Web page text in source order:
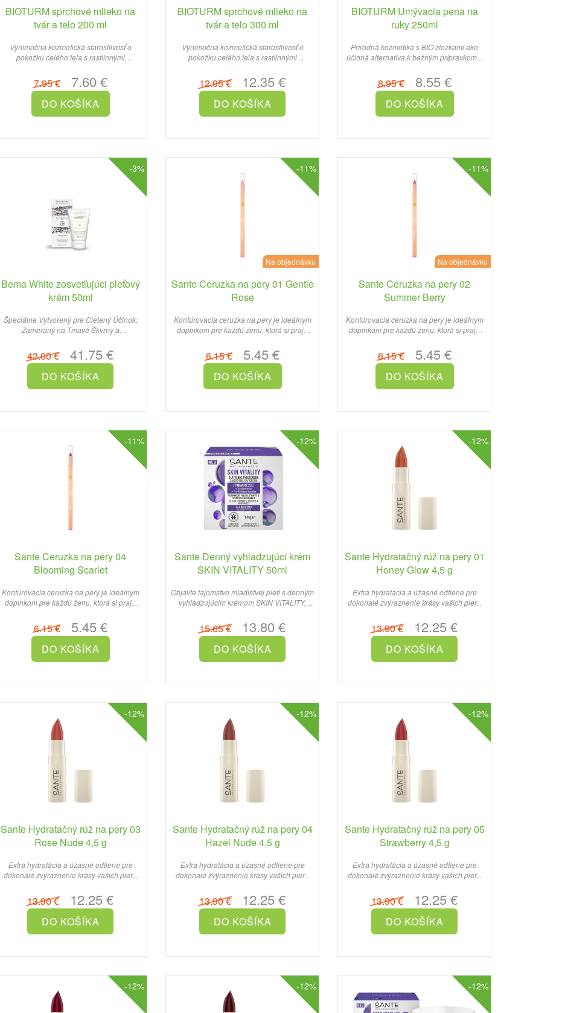
BIOTURM sprchové mlieko na
tvár a telo 200 ml
Výnimočná kozmetická starostlivosť o
pokožku celého tela s rastlinnými
7.95 €7.60 €
BIOTURM sprchové mlieko na
tvár a telo 300 ml
Výnimočná kozmetická starostlivosť o
pokožku celého tela s rastlinnými
12.95 €12.35 €
BIOTURM Umývacia pena na
ruky 250ml
Prírodná kozmetika s BIO zložkami ako
účinná alternatíva k bežným prípravkom...
8.95 €8.55 €
-3%
Bema White zosvetľujúci pleťový
krém 50ml
Špeciálne Vytvorený pre Cielený Účinok:
Zameraný na Tmavé Škvrny a
43.00 €41.75 €
-11%
Na objednávku
Sante Ceruzka na pery 01 Gentle
Rose
Kontúrovacia ceruzka na pery je ideálnym
doplnkom pre každú ženu, ktorá si praje
6.15 €5.45 €
-11%
Na objednávku
Sante Ceruzka na pery 02
Summer Berry
Kontúrovacia ceruzka na pery je ideálnym
doplnkom pre každú ženu, ktorá si praje
6.15 €5.45 €
-11%
Sante Ceruzka na pery 04
Blooming Scarlet
Kontúrovacia ceruzka na pery je ideálnym
doplnkom pre každú ženu, ktorá si praje
6.15 €5.45 €
-12%
Sante Denný vyhladzujúci krém
SKIN VITALITY 50ml
Objavte tajomstvo mladistvej pleti s denným
vyhladzujúcim krémom SKIN VITALITY,
15.65 €13.80 €
-12%
Sante Hydratačný rúž na pery 01
Honey Glow 4,5 g
Extra hydratácia a úžasné odtiene pre
dokonalé zvýraznenie krásy vašich pier...
13.90 €12.25 €
-12%
Sante Hydratačný rúž na pery 03
Rose Nude 4,5 g
Extra hydratácia a úžasné odtiene pre
dokonalé zvýraznenie krásy vašich pier...
13.90 €12.25 €
-12%
Sante Hydratačný rúž na pery 04
Hazel Nude 4,5 g
Extra hydratácia a úžasné odtiene pre
dokonalé zvýraznenie krásy vašich pier...
13.90 €12.25 €
-12%
Sante Hydratačný rúž na pery 05
Strawberry 4,5 g
Extra hydratácia a úžasné odtiene pre
dokonalé zvýraznenie krásy vašich pier...
13.90 €12.25 €
-12% -12% -12%